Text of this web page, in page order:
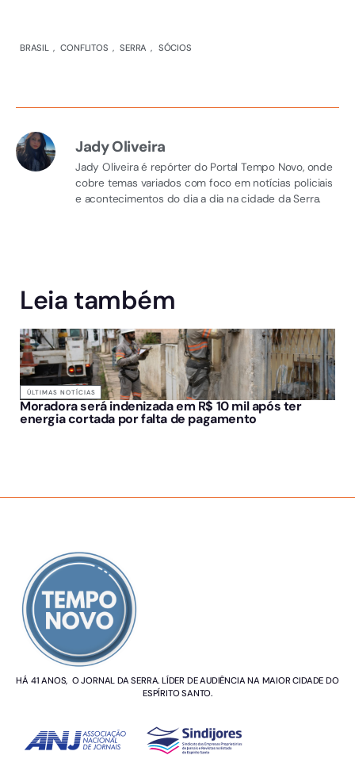
BRASIL , CONFLITOS , SERRA , SÓCIOS
Jady Oliveira
Jady Oliveira é repórter do Portal Tempo Novo, onde
cobre temas variados com foco em notícias policiais
e acontecimentos do dia a dia na cidade da Serra.
Leia também
ÚLTIMAS NOTÍCIAS
Moradora será indenizada em R$ 10 mil após ter
energia cortada por falta de pagamento
HÁ 41 ANOS, O JORNAL DA SERRA. LÍDER DE AUDIÊNCIA NA MAIOR CIDADE DO
ESPÍRITO SANTO.